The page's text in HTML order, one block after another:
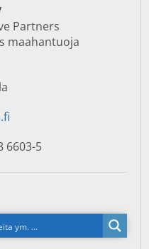
Partners
maahantuoja
6603-5